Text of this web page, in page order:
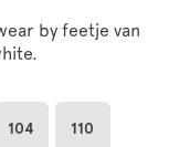
by feetje van
104 110